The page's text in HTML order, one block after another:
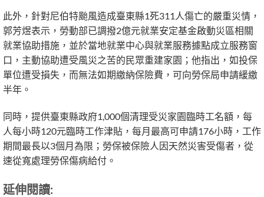
此外，針對尼伯特颱風造成臺東縣1死311人傷亡的嚴重災情，
郭芳煜表示，勞動部已調撥2億元就業安定基金啟動災區相關
就業協助措施，並於當地就業中心與就業服務據點成立服務窗
口，主動協助遭受風災之苦的民眾重建家園；他指出，如投保
單位遭受損失，而無法如期繳納保險費，可向勞保局申請緩繳
半年。
同時，提供臺東縣政府1,000個清理受災家園臨時工名額，每
人每小時120元臨時工作津貼，每月最高可申請176小時，工作
期間最長以3個月為限；勞保被保險人因天然災害受傷者，從
速從寬處理勞保傷病給付。
延伸閱讀: